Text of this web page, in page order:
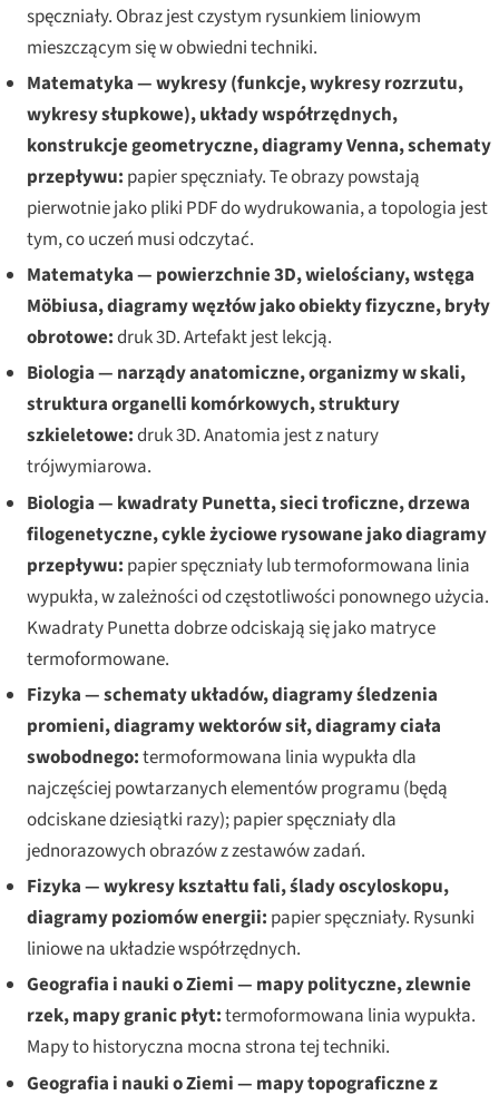
spęczniały. Obraz jest czystym rysunkiem liniowym
mieszczącym się w obwiedni techniki.
Matematyka — wykresy (funkcje, wykresy rozrzutu,
wykresy słupkowe), układy współrzędnych,
konstrukcje geometryczne, diagramy Venna, schematy
przepływu: papier spęczniały. Te obrazy powstają
pierwotnie jako pliki PDF do wydrukowania, a topologia jest
tym, co uczeń musi odczytać.
Matematyka — powierzchnie 3D, wielościany, wstęga
Möbiusa, diagramy węzłów jako obiekty fizyczne, bryły
obrotowe:druk 3D. Artefakt jest lekcją.
Biologia — narządy anatomiczne, organizmy w skali,
struktura organelli komórkowych, struktury
szkieletowe:druk 3D. Anatomia jest z natury
trójwymiarowa.
Biologia — kwadraty Punetta, sieci troficzne, drzewa
filogenetyczne, cykle życiowe rysowane jako diagramy
przepływu: papier spęczniały lub termoformowana linia
wypukła, w zależności od częstotliwości ponownego użycia.
Kwadraty Punetta dobrze odciskają się jako matryce
termoformowane.
Fizyka — schematy układów, diagramy śledzenia
promieni, diagramy wektorów sił, diagramy ciała
swobodnego:termoformowana linia wypukła dla
najczęściej powtarzanych elementów programu (będą
odciskane dziesiątki razy); papier spęczniały dla
jednorazowych obrazów z zestawów zadań.
Fizyka — wykresy kształtu fali, ślady oscyloskopu,
diagramy poziomów energii: papier spęczniały. Rysunki
liniowe na układzie współrzędnych.
Geografia i nauki o Ziemi — mapy polityczne, zlewnie
rzek, mapy granic płyt:termoformowana linia wypukła.
Mapy to historyczna mocna strona tej techniki.
Geografia i nauki o Ziemi — mapy topograficzne z